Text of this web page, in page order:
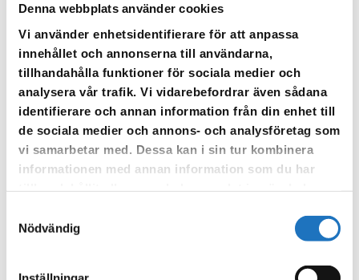
Denna webbplats använder cookies
Vi använder enhetsidentifierare för att anpassa
innehållet och annonserna till användarna,
tillhandahålla funktioner för sociala medier och
analysera vår trafik. Vi vidarebefordrar även sådana
identifierare och annan information från din enhet till
de sociala medier och annons- och analysföretag som
vi samarbetar med. Dessa kan i sin tur kombinera
informationen med annan information som du har
Nödvändig
ni har överseende med. Information om vattenavstängning
meddelas i god tid innan avstängning.